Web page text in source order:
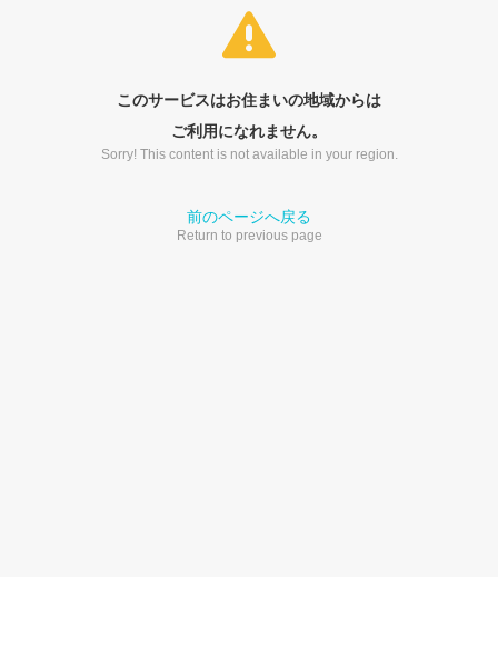
このサービスはお住まいの地域からは
ご利用になれません。
Sorry! This content is not available in your region.
前のページへ戻る
Return to previous page